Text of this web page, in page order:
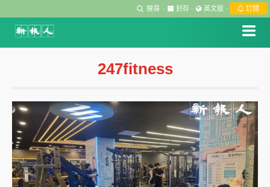
搜尋 · 封存 · 英文版 · 訂閱
247fitness